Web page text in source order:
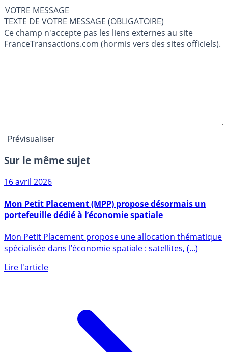
VOTRE MESSAGE
TEXTE DE VOTRE MESSAGE (OBLIGATOIRE)
Ce champ n'accepte pas les liens externes au site
FranceTransactions.com (hormis vers des sites officiels).
Sur le même sujet
16 avril 2026
portefeuille dédié à l’économie spatiale
spécialisée dans l’économie spatiale : satellites, (...)